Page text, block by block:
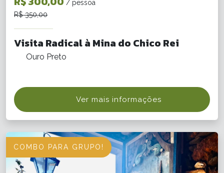
/ pessoa
R$ 350,00
Visita Radical à Mina do Chico Rei
Ouro Preto
Ver mais informações
COMBO PARA GRUPO!